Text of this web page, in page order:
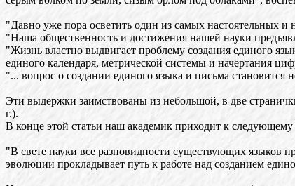
"Давно уже пора осветить один из самых настоятельных
"Наша общественность и достижения нашей науки
"Жизнь властно выдвигает проблему создания единого
единого календаря, метрической системы и начертания
"... вопрос о создании единого языка и письма
Эти выдержки заимствованы из небольшой, в две
г.).
В конце этой статьи наш академик приходит к
"В свете науки все разновидности существующих языков
эволюции прокладывает путь к работе над созданием